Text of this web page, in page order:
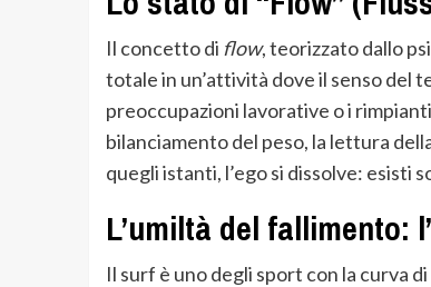
Il concetto di flow, teorizzato dallo
totale in un’attività dove il senso del
preoccupazioni lavorative o i
bilanciamento del peso, la lettura
quegli istanti, l’ego si dissolve: esisti
L’umiltà del fallimento:
Il surf è uno degli sport con la curva